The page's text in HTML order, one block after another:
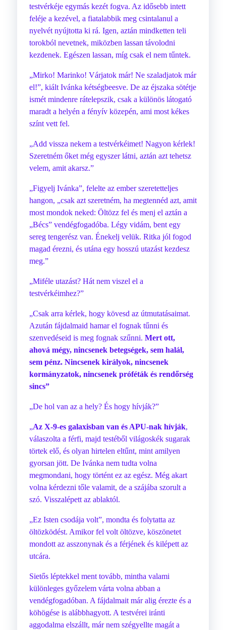
testvérkéje egymás kezét fogva. Az idősebb intett
feléje a kezével, a fiatalabbik meg csintalanul a
nyelvét nyújtotta ki rá. Igen, aztán mindketten teli
torokból nevetnek, miközben lassan távolodni
kezdenek. Egészen lassan, míg csak el nem tűntek.
„Mirko! Marinko! Várjatok már! Ne szaladjatok már
el!”, kiált Ivánka kétségbeesve. De az éjszaka sötétje
ismét mindenre rátelepszik, csak a különös látogató
maradt a helyén a fényív közepén, ami most kékes
színt vett fel.
„Add vissza nekem a testvérkéimet! Nagyon kérlek!
Szeretném őket még egyszer látni, aztán azt tehetsz
velem, amit akarsz.”
„Figyelj Ivánka”, felelte az ember szeretetteljes
hangon, „csak azt szeretném, ha megtennéd azt, amit
most mondok neked: Öltözz fel és menj el aztán a
„Bécs” vendégfogadóba. Légy vidám, bent egy
sereg tengerész van. Énekelj velük. Ritka jól fogod
magad érezni, és utána egy hosszú utazást kezdesz
meg.”
„Miféle utazást? Hát nem viszel el a
testvérkéimhez?”
„Csak arra kérlek, hogy kövesd az útmutatásaimat.
Azután fájdalmaid hamar el fognak tűnni és
szenvedéseid is meg fognak szűnni. Mert ott,
ahová mégy, nincsenek betegségek, sem halál,
sem pénz. Nincsenek királyok, nincsenek
kormányzatok, nincsenek próféták és rendőrség
sincs”
„De hol van az a hely? És hogy hívják?”
„Az X-9-es galaxisban van és APU-nak hívják,
válaszolta a férfi, majd testéből világoskék sugarak
törtek elő, és olyan hirtelen eltűnt, mint amilyen
gyorsan jött. De Ivánka nem tudta volna
megmondani, hogy történt ez az egész. Még akart
volna kérdezni tőle valamit, de a szájába szorult a
szó. Visszalépett az ablaktól.
„Ez Isten csodája volt”, mondta és folytatta az
öltözködést. Amikor fel volt öltözve, köszönetet
mondott az asszonynak és a férjének és kilépett az
utcára.
Sietős léptekkel ment tovább, mintha valami
különleges győzelem várta volna abban a
vendégfogadóban. A fájdalmait már alig érezte és a
köhögése is alábbhagyott. A testvérei iránti
aggodalma elszállt, már nem szégyellte magát a